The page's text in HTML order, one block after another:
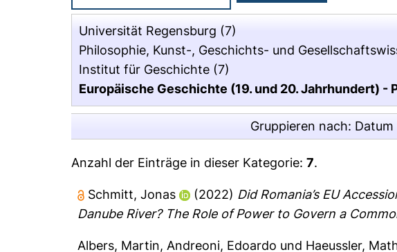
Universität Regensburg (7)
Philosophie, Kunst-, Geschichts- und
Institut für Geschichte (7)
Europäische Geschichte (19. und 20. Jahrhundert) -
Gruppieren nach: Datum
Anzahl der Einträge in dieser Kategorie:7.
Schmitt, Jonas (2022) Did Romania’s EU
Danube River? The Role of Power to Govern a
Albers, Martin, Andreoni, Edoardo und Haeussler,